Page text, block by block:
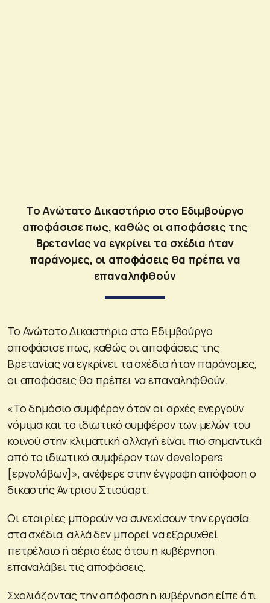
Το Ανώτατο Δικαστήριο στο Εδιμβούργο
αποφάσισε πως, καθώς οι αποφάσεις της
Βρετανίας να εγκρίνει τα σχέδια ήταν
παράνομες, οι αποφάσεις θα πρέπει να
επαναληφθούν
Το Ανώτατο Δικαστήριο στο Εδιμβούργο
αποφάσισε πως, καθώς οι αποφάσεις της
Βρετανίας να εγκρίνει τα σχέδια ήταν παράνομες,
οι αποφάσεις θα πρέπει να επαναληφθούν.
«Το δημόσιο συμφέρον όταν οι αρχές ενεργούν
νόμιμα και το ιδιωτικό συμφέρον των μελών του
κοινού στην κλιματική αλλαγή είναι πιο σημαντικά
από το ιδιωτικό συμφέρον των developers
[εργολάβων]», ανέφερε στην έγγραφη απόφαση ο
δικαστής Άντριου Στιούαρτ.
Οι εταιρίες μπορούν να συνεχίσουν την εργασία
στα σχέδια, αλλά δεν μπορεί να εξορυχθεί
πετρέλαιο ή αέριο έως ότου η κυβέρνηση
επαναλάβει τις αποφάσεις.
Σχολιάζοντας την απόφαση η κυβέρνηση είπε ότι